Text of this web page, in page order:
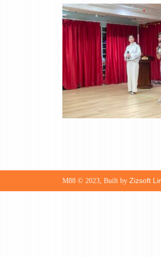
M88 © 2023, Built by Zizsoft